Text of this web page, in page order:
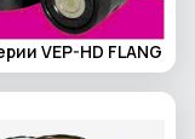
VEP-HD FLANG